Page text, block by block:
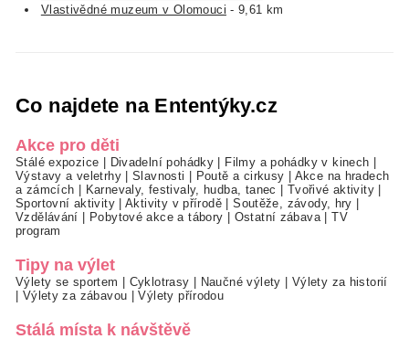
Vlastivědné muzeum v Olomouci - 9,61 km
Co najdete na Ententýky.cz
Akce pro děti
Stálé expozice Divadelní pohádky Filmy a pohádky v kinech
Výstavy a veletrhy|Slavnosti Poutě a cirkusy
Akce na hradech
a zámcích
Karnevaly, festivaly, hudba, tanec Tvořivé aktivity
Sportovní aktivity|Aktivity v přírodě |Soutěže, závody, hry
Vzdělávání
Pobytové akce a tábory Ostatní zábava|TV
program
Tipy na výlet
Výlety se sportem Cyklotrasy Naučné výlety
Výlety za historií
Výlety za zábavou |Výlety přírodou
Stálá místa k návštěvě